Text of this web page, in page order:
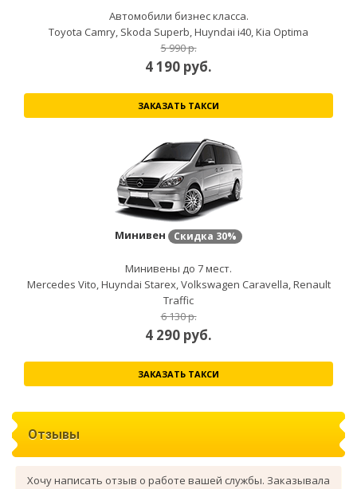
Автомобили бизнес класса.
Toyota Camry, Skoda Superb, Huyndai i40, Kia Optima
5 990 р.
4 190 руб.
ЗАКАЗАТЬ ТАКСИ
Минивен Скидка 30%
Минивены до 7 мест.
Mercedes Vito, Huyndai Starex, Volkswagen Caravella, Renault
Traffic
6 130 р.
4 290 руб.
ЗАКАЗАТЬ ТАКСИ
Отзывы
Хочу написать отзыв о работе вашей службы. Заказывала